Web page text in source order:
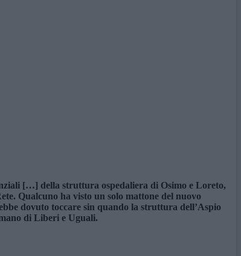
[…] della struttura ospedaliera di Osimo e Loreto,
Qualcuno ha visto un solo mattone del nuovo
dovuto toccare sin quando la struttura dell’Aspio
di Liberi e Uguali.